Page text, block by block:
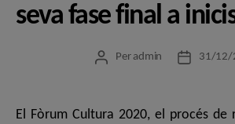
seva fase final a
Autor
Per admin
Data31/12/
El Fòrum Cultura 2020, el procés